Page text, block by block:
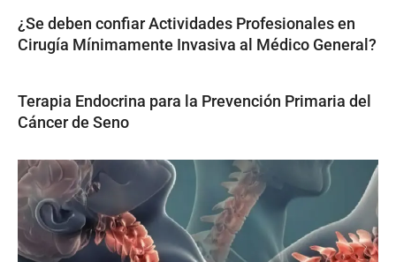
¿Se deben confiar Actividades Profesionales en
Cirugía Mínimamente Invasiva al Médico General?
Terapia Endocrina para la Prevención Primaria del
Cáncer de Seno